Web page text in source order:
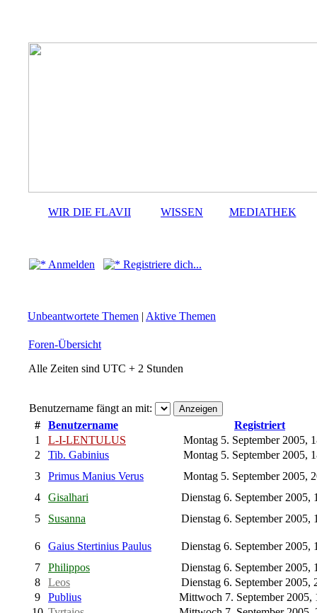
WIR DIE FLAVII WISSEN MEDIATHEK
Anmelden Registriere dich...
Unbeantwortete Themen | Aktive Themen
Foren-Übersicht
Alle Zeiten sind UTC + 2 Stunden
Benutzername fängt an mit:
#
Benutzername
Registriert
1
L-I-LENTULUS
Montag 5. September 2005,
2
Tib. Gabinius
Montag 5. September 2005,
3
Primus Manius Verus
Montag 5. September 2005,
4
Gisalhari
Dienstag 6. September 2005,
5
Susanna Dienstag 6. September 2005,
6 Gaius Stertinius Paulus
Dienstag 6. September 2005,
7
Philippos
Dienstag 6. September 2005,
8
Leos
Dienstag 6. September 2005,
9
Publius
Mittwoch 7. September 2005,